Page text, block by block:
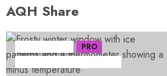
AQH Share
PRO